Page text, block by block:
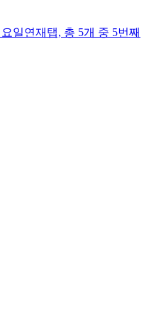
요일연재 탭, 총 5개 중 5번째